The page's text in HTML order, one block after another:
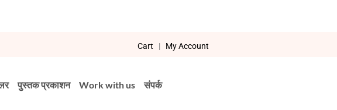
Cart | My Account
पुस्तक प्रकाशन Work with us संपर्क